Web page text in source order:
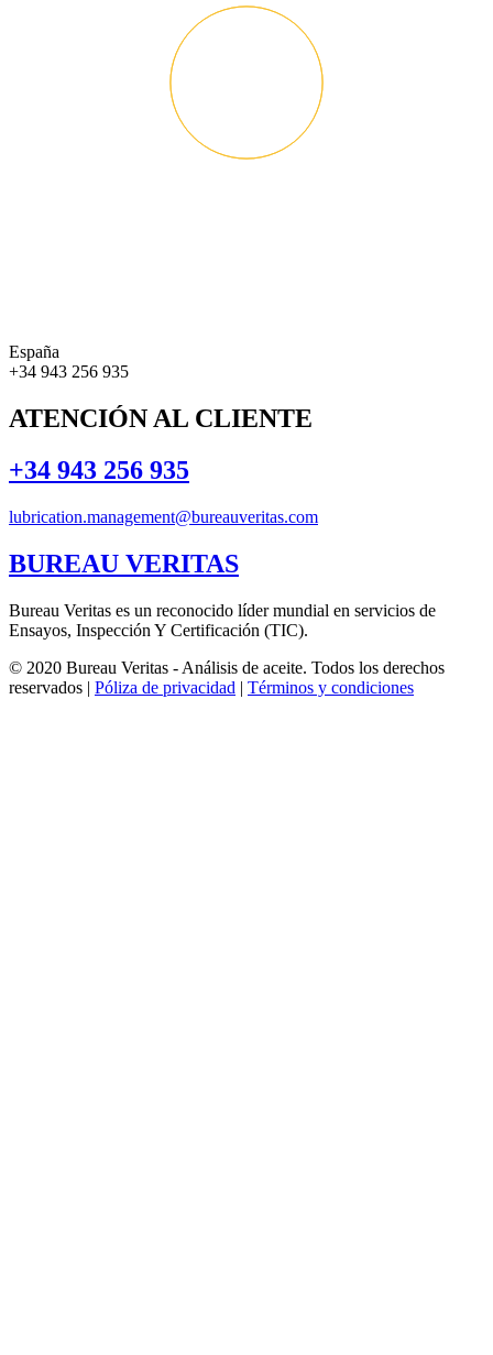
España
+34 943 256 935
ATENCIÓN AL CLIENTE
+34 943 256 935
lubrication.management@bureauveritas.com
BUREAU VERITAS
Bureau Veritas es un reconocido líder mundial en servicios de
Ensayos, Inspección Y Certificación (TIC).
© 2020 Bureau Veritas - Análisis de aceite. Todos los derechos
reservados | Póliza de privacidad | Términos y condiciones